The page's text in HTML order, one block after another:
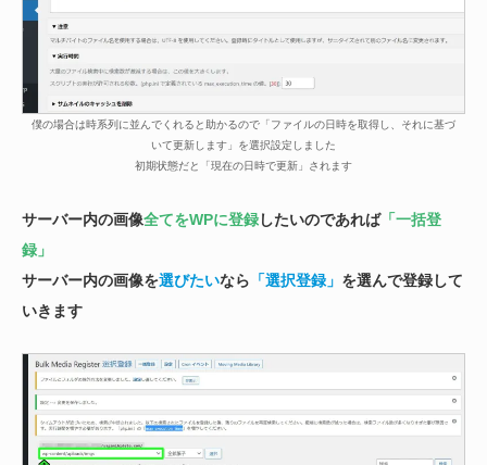
僕の場合は時系列に並んでくれると助かるので「ファイルの日時を取得し、それに基づ
いて更新します」を選択設定しました
初期状態だと「現在の日時で更新」されます
サーバー内の画像全てをWPに登録したいのであれば「一括登
録」
サーバー内の画像を選びたいなら 「選択登録」 を選んで登録して
いきます